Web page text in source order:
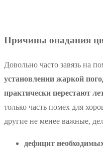
Причины опадания
Довольно часто завязь на
установлении жаркой
практически перестают
только часть помех для
другие не менее важные,
дефицит